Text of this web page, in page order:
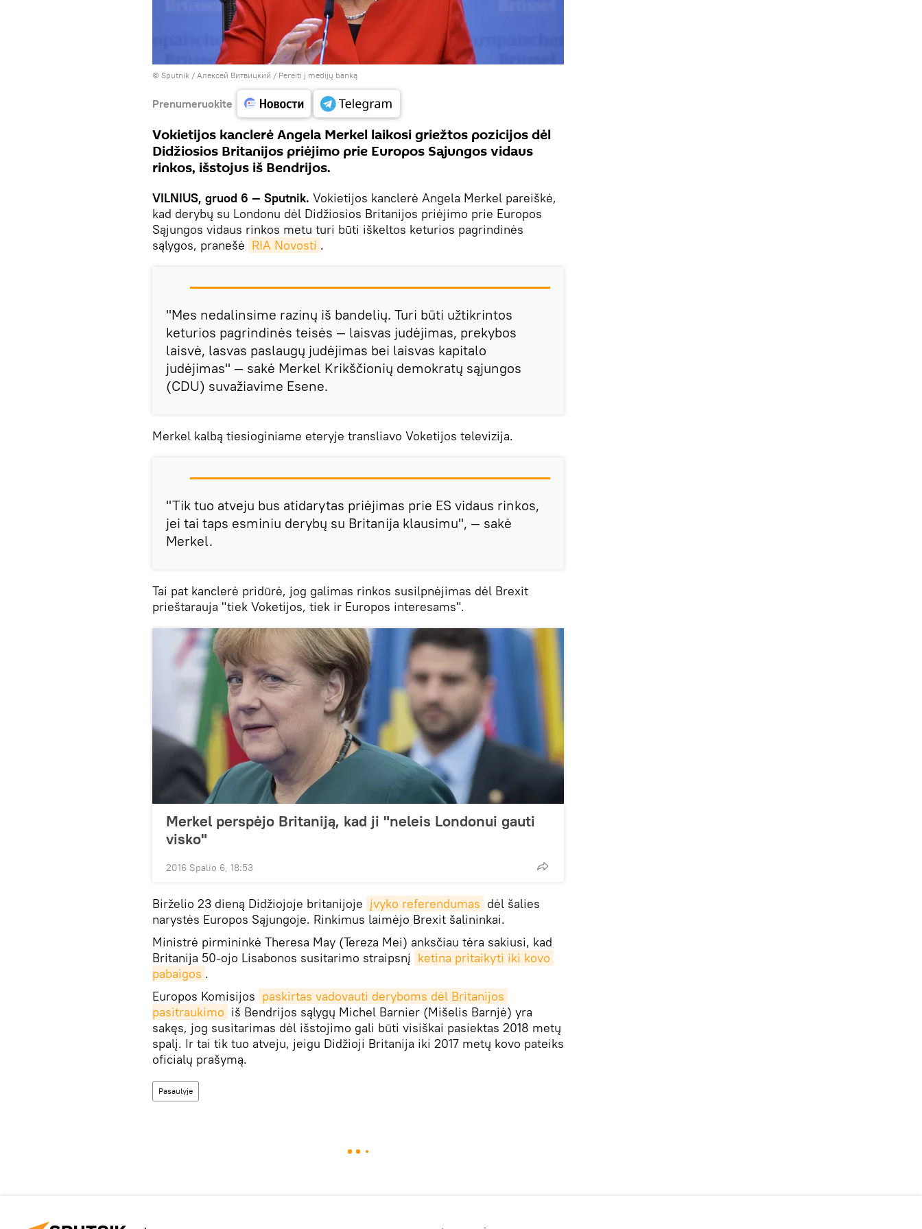
© Sputnik / Алексей Витвицкий / Pereiti į medijų banką
Prenumeruokite
Vokietijos kanclerė Angela Merkel laikosi griežtos pozicijos dėl
Didžiosios Britanijos priėjimo prie Europos Sąjungos vidaus
rinkos, išstojus iš Bendrijos.
VILNIUS, gruod 6 — Sputnik. Vokietijos kanclerė Angela Merkel pareiškė,
kad derybų su Londonu dėl Didžiosios Britanijos priėjimo prie Europos
Sąjungos vidaus rinkos metu turi būti iškeltos keturios pagrindinės
sąlygos, pranešė RIA Novosti .
"Mes nedalinsime razinų iš bandelių. Turi būti užtikrintos
keturios pagrindinės teisės — laisvas judėjimas, prekybos
laisvė, lasvas paslaugų judėjimas bei laisvas kapitalo
judėjimas" — sakė Merkel Krikščionių demokratų sąjungos
(CDU) suvažiavime Esene.
Merkel kalbą tiesioginiame eteryje transliavo Voketijos televizija.
"Tik tuo atveju bus atidarytas priėjimas prie ES vidaus rinkos,
jei tai taps esminiu derybų su Britanija klausimu", — sakė
Merkel.
Tai pat kanclerė pridūrė, jog galimas rinkos susilpnėjimas dėl Brexit
prieštarauja "tiek Voketijos, tiek ir Europos interesams".
Merkel perspėjo Britaniją, kad ji "neleis Londonui gauti
visko"
2016 Spalio 6, 18:53
Birželio 23 dieną Didžiojoje britanijoje įvyko referendumas dėl šalies
narystės Europos Sąjungoje. Rinkimus laimėjo Brexit šalininkai.
Ministrė pirmininkė Theresa May (Tereza Mei) anksčiau tėra sakiusi, kad
Britanija 50-ojo Lisabonos susitarimo straipsnį ketina pritaikyti iki kovo
pabaigos .
Europos Komisijos paskirtas vadovauti deryboms dėl Britanijos
pasitraukimo iš Bendrijos sąlygų Michel Barnier (Mišelis Barnjė) yra
sakęs, jog susitarimas dėl išstojimo gali būti visiškai pasiektas 2018 metų
spalį. Ir tai tik tuo atveju, jeigu Didžioji Britanija iki 2017 metų kovo pateiks
oficialų prašymą.
Pasaulyje